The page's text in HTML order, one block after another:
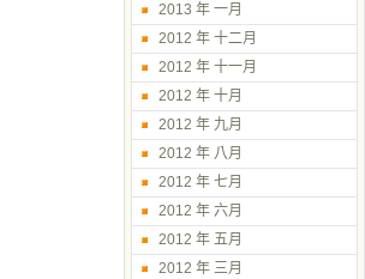
2013 年 一月
2012 年 十二月
2012 年 十一月
2012 年 十月
2012 年 九月
2012 年 八月
2012 年 七月
2012 年 六月
2012 年 五月
2012 年 三月